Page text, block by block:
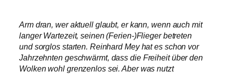
Arm dran, wer aktuell glaubt, er kann, wenn auch mit
langer Wartezeit, seinen (Ferien-)Flieger betreten
und sorglos starten. Reinhard Mey hat es schon vor
Jahrzehnten geschwärmt, dass die Freiheit über den
Wolken wohl grenzenlos sei. Aber was nutzt